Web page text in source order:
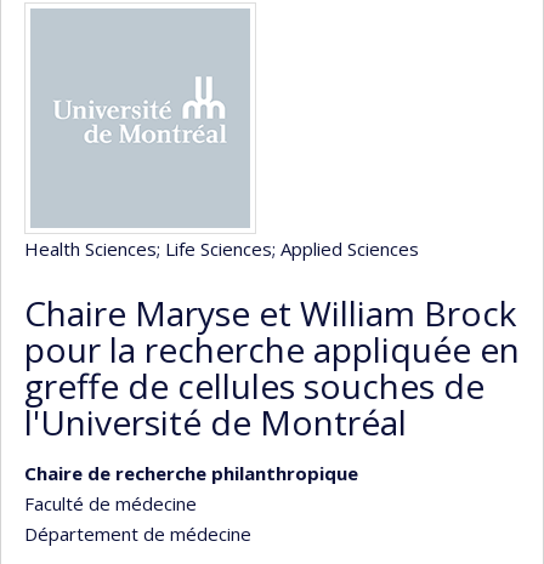
Health Sciences; Life Sciences; Applied Sciences
Chaire Maryse et William Brock
pour la recherche appliquée en
greffe de cellules souches de
l'Université de Montréal
Chaire de recherche philanthropique
Faculté de médecine
Département de médecine